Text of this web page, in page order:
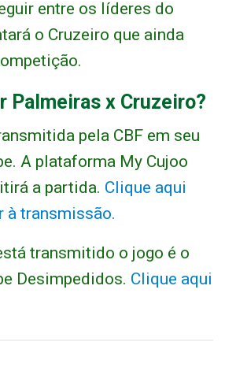
entre os líderes do
o Cruzeiro que ainda
Palmeiras x Cruzeiro?
pela CBF em seu
A plataforma My Cujoo
a partida. Clique aqui
à transmissão.
transmitido o jogo é o
Desimpedidos. Clique aqui